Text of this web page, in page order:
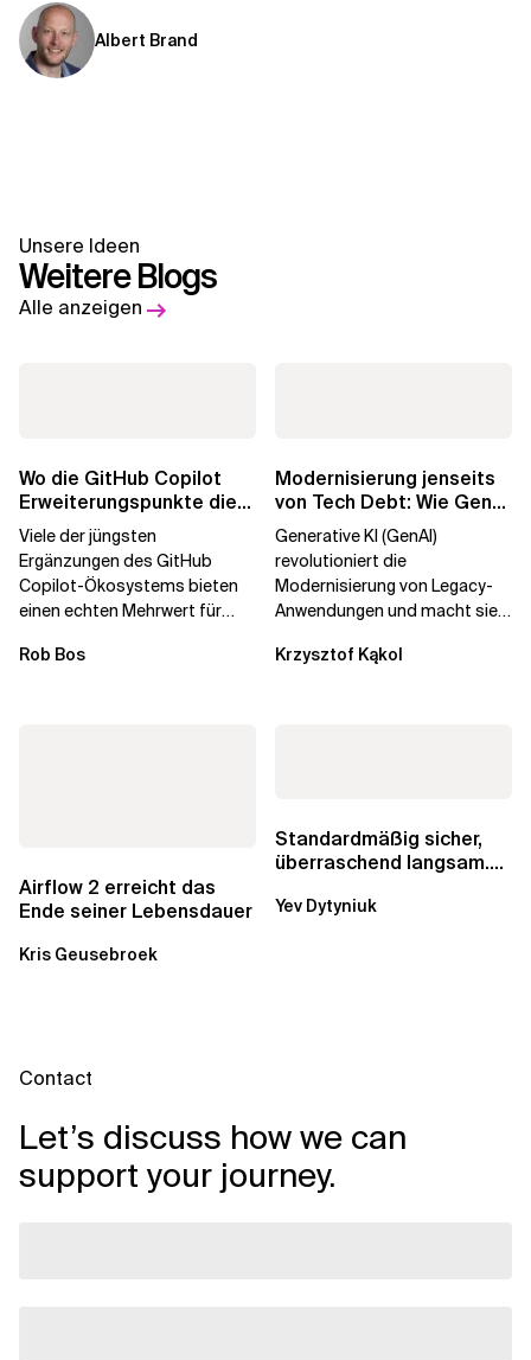
Albert Brand
Unsere Ideen
Weitere Blogs
Alle anzeigen
Wo die GitHub Copilot
Erweiterungspunkte die
Governance brechen
Viele der jüngsten
Ergänzungen des GitHub
Copilot-Ökosystems bieten
einen echten Mehrwert für
aber auch die...
Rob Bos
Modernisierung jenseits
von Tech Debt: Wie GenAI
die
Generative KI (GenAI)
revolutioniert die
Modernisierung von Legacy-
Anwendungen und macht sie
Durch die Automatisierung...
Krzysztof Kąkol
Airflow 2 erreicht das
Ende seiner Lebensdauer
Kris Geusebroek
Standardmäßig sicher,
überraschend langsam.
über die RDS...
Yev Dytyniuk
Contact
Let’s discuss how we can
support your journey.